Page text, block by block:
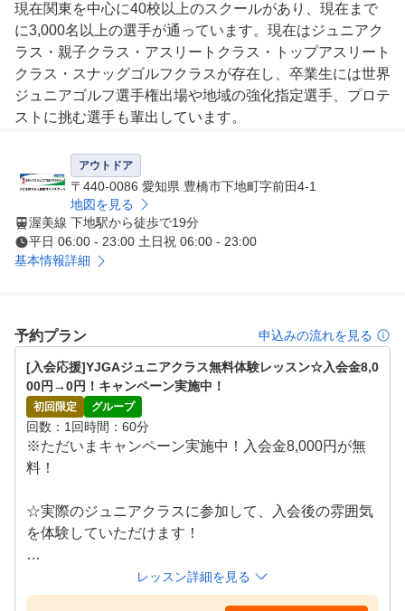
現在関東を中心に40校以上のスクールがあり、現在まで
に3,000名以上の選手が通っています。現在はジュニアク
ラス・親子クラス・アスリートクラス・トップアスリート
クラス・スナッグゴルフクラスが存在し、卒業生には世界
ジュニアゴルフ選手権出場や地域の強化指定選手、プロテ
ストに挑む選手も輩出しています。
YJGAの会員は、ヨネックスゴルフ商品がいつでも30％O
FFで購入可能。お子さまが会員でしたら、保護者様も同
割引にて購入可能です。また、フィッティングや試打など
、ヨネックス施設にていつでも可能。成績次第ではヨネッ
クスとクラブ契約を結ぶ選手もいて、心強いサポートも受
けられます。
はみんなアカデミーや学校のゴルフ部など、集団での経験
『挨拶・ルール・礼儀作法』『ライバルや憧れの存在を見
つけ闘争心、やる気の向上』『団体生活による人間関係や
周囲との信頼関係を育む』。ヨネックスジュニアゴルフア
カデミーでは、ゴルフを通じて協調性・社会性を養うこと
を重要なことと考えて、様々なプログラムを提供。勿論、
あったレベルで技術指導を行っていきます。
タートさせました。「スイミングスクール、体操教室にす
るか、それともゴルフスクールにするか？」と考えるほど
アウトドア
〒440-0086 愛知県 豊橋市下地町字前田4-1
地図を見る
渥美線 下地駅から徒歩で19分
平日 06:00 - 23:00 土日祝 06:00 - 23:00
基本情報詳細
予約プラン 申込みの流れを見る
[入会応援]YJGAジュニアクラス無料体験レッスン☆入会金8,0
00円→0円！キャンペーン実施中！
初回限定 グループ
回数 1回時間 60分
※ただいまキャンペーン実施中！入会金8,000円が無
料！
☆実際のジュニアクラスに参加して、入会後の雰囲気
を体験していただけます！
☆レンタルクラブ（無料）でご用意しております。
手袋もお貸しすることも可能ですのでご安心くださ
レッスン詳細を見る